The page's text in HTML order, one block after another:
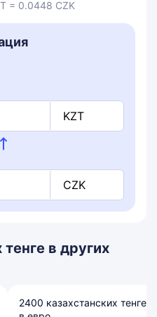
= 0.0448 CZK
KZT
CZK
в других
2400 казахстанских тенге